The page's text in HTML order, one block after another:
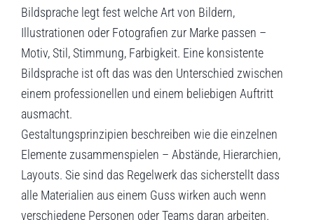
Bildsprache legt fest welche Art von Bildern,
Illustrationen oder Fotografien zur Marke passen –
Motiv, Stil, Stimmung, Farbigkeit. Eine konsistente
Bildsprache ist oft das was den Unterschied zwischen
einem professionellen und einem beliebigen Auftritt
ausmacht.
Gestaltungsprinzipien beschreiben wie die einzelnen
Elemente zusammenspielen – Abstände, Hierarchien,
Layouts. Sie sind das Regelwerk das sicherstellt dass
alle Materialien aus einem Guss wirken auch wenn
verschiedene Personen oder Teams daran arbeiten.